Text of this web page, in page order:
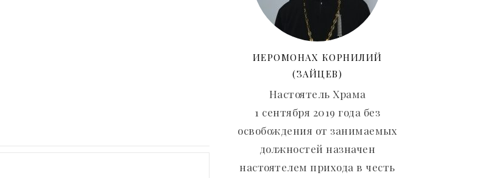
ИЕРОМОНАХ КОРНИЛИЙ
(ЗАЙЦЕВ)
Настоятель Храма
1 сентября 2019 года без
освобождения от занимаемых
должностей назначен
настоятелем прихода в честь